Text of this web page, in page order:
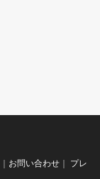
｜ お問い合わせ｜ プレ